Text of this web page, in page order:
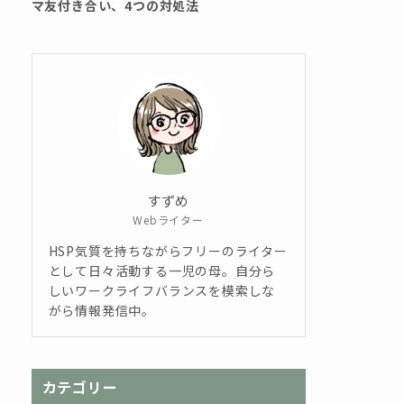
マ友付き合い、4つの対処法
すずめ
Webライター
HSP気質を持ちながらフリーのライター
として日々活動する一児の母。自分ら
しいワークライフバランスを模索しな
がら情報発信中。
カテゴリー